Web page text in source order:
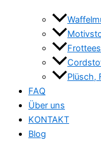
Plüsch,
FAQ
Über uns
KONTAKT
Blog